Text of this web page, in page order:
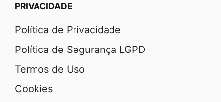
PRIVACIDADE
Política de Privacidade
Política de Segurança LGPD
Termos de Uso
Cookies